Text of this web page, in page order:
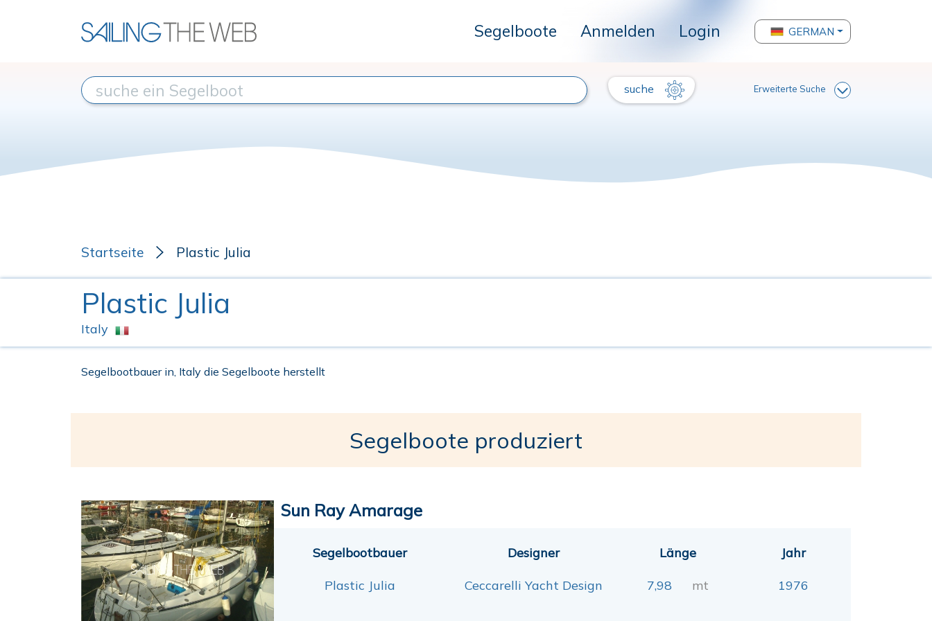
Segelboote Anmelden Login GERMAN
suche Erweiterte Suche
Startseite Plastic Julia
Plastic Julia
Italy
Segelbootbauer in, Italy die Segelboote herstellt
Segelboote produziert
Sun Ray Amarage
Segelbootbauer
Plastic Julia
Designer
Ceccarelli Yacht Design
Länge
7,98 mt
Jahr
1976